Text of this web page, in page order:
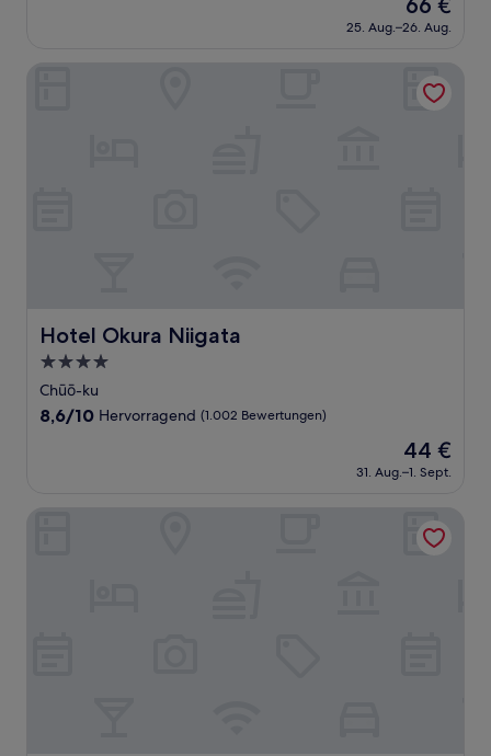
Bewertungen)
Preis
beträgt
66 €
25. Aug.–26. Aug.
Hotel Okura Niigata
Hotel Okura Niigata
4.0-
Sterne-
Unterkunft
Chūō-ku
8.6
Bewertungen)
8,6/10 Hervorragend (1.002 Bewertungen)
Der
Preis
beträgt
44 €
31. Aug.–1. Sept.